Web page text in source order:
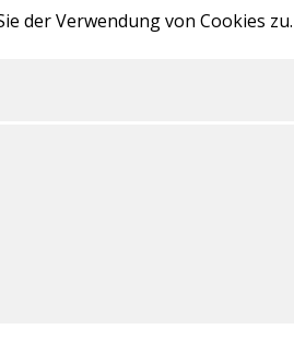
der Verwendung von Cookies zu.